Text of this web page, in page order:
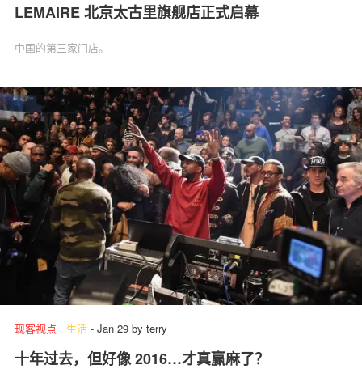
LEMAIRE 北京太古里旗舰店正式启幕
中国的第三家门店。
现客视点 . 生活 - Jan 29 by terry
十年过去，但好像 2016…才真赢麻了？